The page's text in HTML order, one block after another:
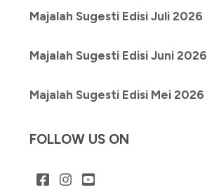
Majalah Sugesti Edisi Juli 2026
Majalah Sugesti Edisi Juni 2026
Majalah Sugesti Edisi Mei 2026
FOLLOW US ON